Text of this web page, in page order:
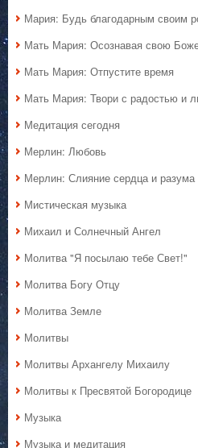
Мария: Будь благодарным своим
Мать Мария: Осознавая свою
Мать Мария: Отпустите время
Мать Мария: Твори с радостью и
Медитация сегодня
Мерлин: Любовь
Мерлин: Слияние сердца и разума
Мистическая музыка
Михаил и Солнечный Ангел
Молитва "Я посылаю тебе Свет!"
Молитва Богу Отцу
Молитва Земле
Молитвы
Молитвы Архангелу Михаилу
Молитвы к Пресвятой Богородице
Музыка
Музыка и медитация